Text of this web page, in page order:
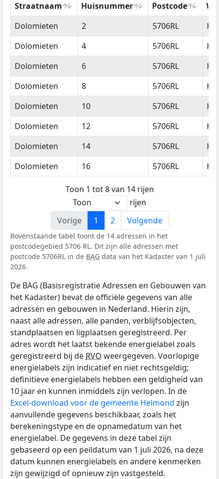
Straatnaam Huisnummer Postcode
Straatnaam
Huisnummer Postcode
Dolomieten 2 5706RL
Dolomieten
4 5706RL
Dolomieten
6 5706RL
Dolomieten
8 5706RL
Dolomieten
10 5706RL
Dolomieten
12 5706RL
Dolomieten
14 5706RL
Dolomieten
16 5706RL
Toon 1 tot 8 van 14 rijen
Toon
rijen
Vorige
1 2 Volgende
Bovenstaande tabel toont de 14 adressen in het
postcodegebied 5706 RL. Dit zijn alle adressen met
postcode 5706RL in de BAG data van het Kadaster van 1 juli
2026.
De BAG (Basisregistratie Adressen en Gebouwen van
het Kadaster) bevat de officiële gegevens van alle
adressen en gebouwen in Nederland. Hierin zijn,
naast alle adressen, alle panden, verblijfsobjecten,
standplaatsen en ligplaatsen geregistreerd. Per
adres wordt het laatst bekende energielabel zoals
geregistreerd bij de RVO weergegeven. Voorlopige
energielabels zijn indicatief en niet rechtsgeldig;
definitieve energielabels hebben een geldigheid van
10 jaar en kunnen inmiddels zijn verlopen. In de
Excel-download voor de gemeente Helmond zijn
aanvullende gegevens beschikbaar, zoals het
berekeningstype en de opnamedatum van het
energielabel. De gegevens in deze tabel zijn
gebaseerd op een peildatum van 1 juli 2026, na deze
datum kunnen energielabels en andere kenmerken
zijn gewijzigd of opnieuw zijn vastgesteld.